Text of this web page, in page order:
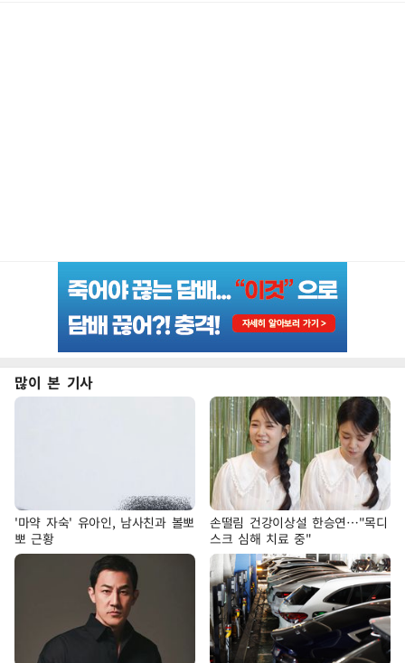
많이 본 기사
'마약 자숙' 유아인, 남사친과 볼뽀
뽀 근황
손떨림 건강이상설 한승연…"목디
스크 심해 치료 중"